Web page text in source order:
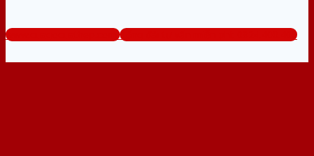
www.cuagocuathep.com Tổng đài tư vấn miễn phí: 0824.400.400